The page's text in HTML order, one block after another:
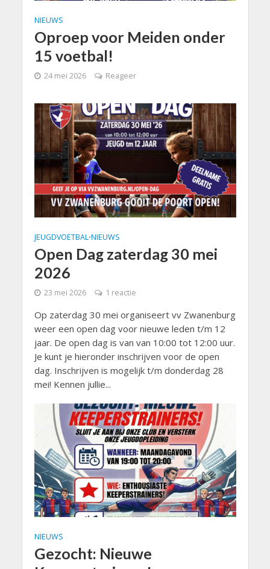
NIEUWS
Oproep voor Meiden onder
15 voetbal!
24 mei 2026 Reageer
JEUGDVOETBAL•NIEUWS
Open Dag zaterdag 30 mei
2026
23 mei 2026 1 reactie
Op zaterdag 30 mei organiseert vv Zwanenburg
weer een open dag voor nieuwe leden t/m 12
jaar. De open dag is van van 10:00 tot 12:00 uur.
Je kunt je hieronder inschrijven voor de open
dag. Inschrijven is mogelijk t/m donderdag 28
mei! Kennen jullie...
NIEUWS
Gezocht: Nieuwe